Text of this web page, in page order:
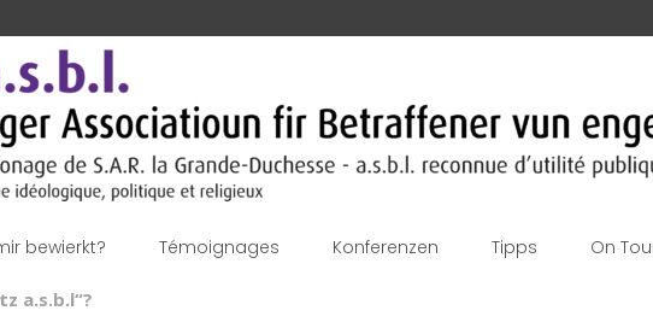
bewierkt? Témoignages Konferenzen Tipps On
a.s.b.l“?